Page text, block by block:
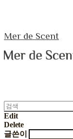
Mer de Scent
Edit
Delete
글쓴이